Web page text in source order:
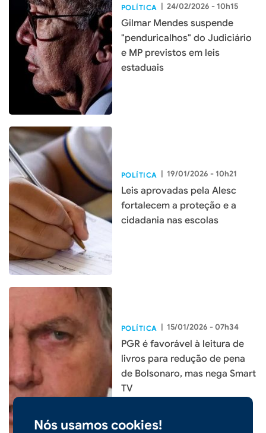
Nós usamos cookies!
POLÍTICA | 24/02/2026 - 10h15
Gilmar Mendes suspende
"penduricalhos" do Judiciário
e MP previstos em leis
estaduais
POLÍTICA | 19/01/2026 - 10h21
Leis aprovadas pela Alesc
fortalecem a proteção e a
cidadania nas escolas
POLÍTICA | 15/01/2026 - 07h34
PGR é favorável à leitura de
livros para redução de pena
de Bolsonaro, mas nega Smart
TV